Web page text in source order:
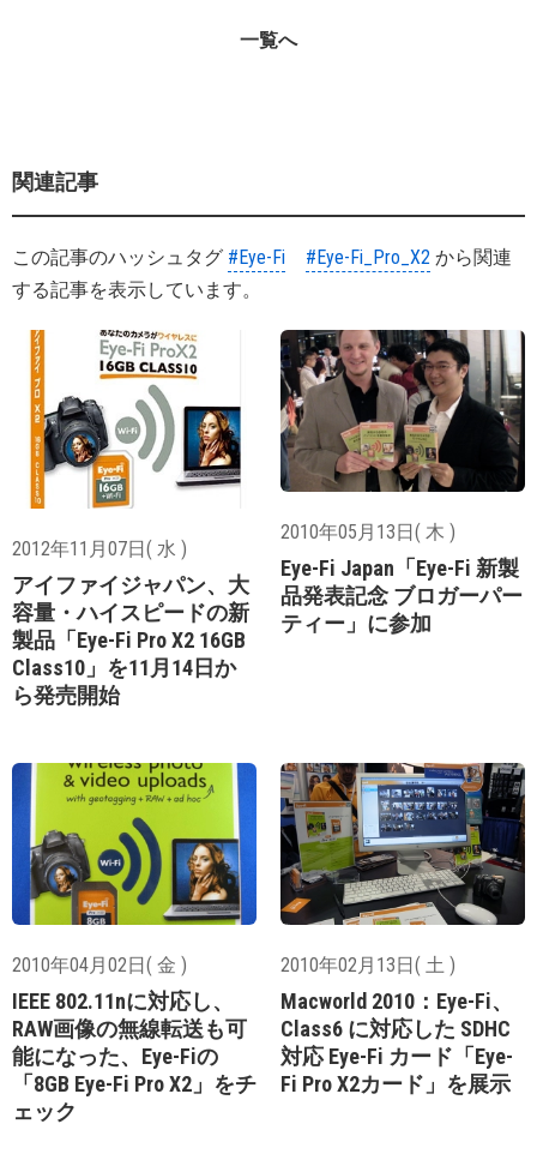
一覧へ
関連記事
この記事のハッシュタグ #Eye-Fi #Eye-Fi_Pro_X2 から関連
する記事を表示しています。
2012年11月07日( 水 )
アイファイジャパン、大
容量・ハイスピードの新
製品「Eye-Fi Pro X2 16GB
Class10」を11月14日か
ら発売開始
2010年05月13日( 木 )
Eye-Fi Japan「Eye-Fi 新製
品発表記念 ブロガーパー
ティー」に参加
2010年04月02日( 金 )
IEEE 802.11nに対応し、
RAW画像の無線転送も可
能になった、Eye-Fiの
「8GB Eye-Fi Pro X2」をチ
ェック
2010年02月13日( 土 )
Macworld 2010：Eye-Fi、
Class6 に対応した SDHC
対応 Eye-Fi カード「Eye-
Fi Pro X2カード」を展示